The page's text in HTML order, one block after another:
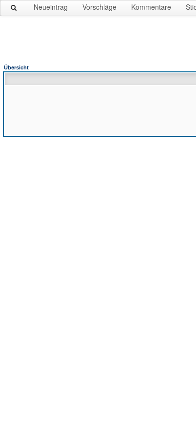
Neueintrag Vorschläge Kommentare
Übersicht